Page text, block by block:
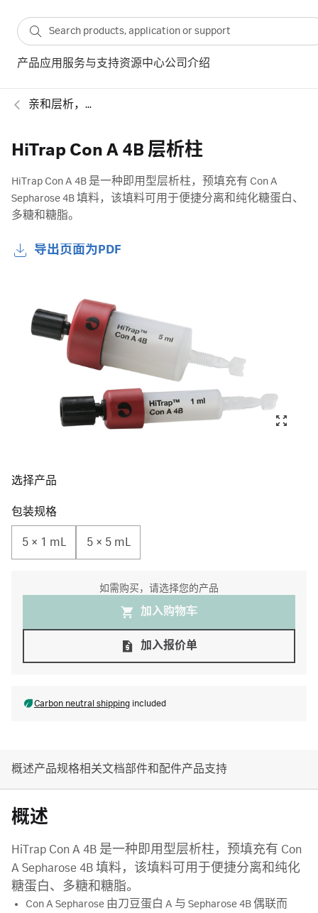
产品应用 服务与支持资源中心公司介绍
亲和层析，特异性基团
HiTrap Con A 4B 层析柱
HiTrap Con A 4B 是一种即用型层析柱，预填充有 Con A
Sepharose 4B 填料，该填料可用于便捷分离和纯化糖蛋白、
多糖和糖脂。
导出页面为PDF
选择产品
包装规格
5 × 1 mL 5 × 5 mL
如需购买，请选择您的产品
加入购物⻋
加入报价单
Carbon neutral shipping included
概述产品规格相关文档部件和配件产品支持
概述
HiTrap Con A 4B 是一种即用型层析柱，预填充有 Con
A Sepharose 4B 填料，该填料可用于便捷分离和纯化
糖蛋白、多糖和糖脂。
Con A Sepharose 由刀豆蛋白 A 与 Sepharose 4B 偶联而